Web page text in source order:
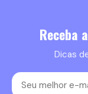
Receba
Dicas